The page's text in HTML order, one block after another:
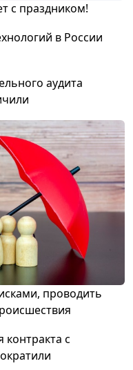
с праздником!
в России
аудита
проводить
контракта с